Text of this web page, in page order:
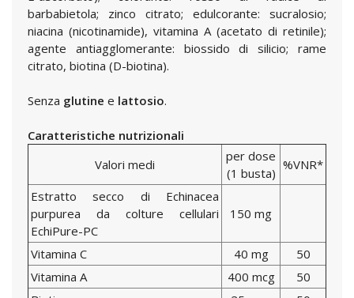
barbabietola; zinco citrato; edulcorante: sucralosio;
niacina (nicotinamide), vitamina A (acetato di retinile);
agente antiagglomerante: biossido di silicio; rame
citrato, biotina (D-biotina).
Senza glutine e lattosio.
Caratteristiche nutrizionali
Valori medi
per dose
(1 busta)
%VNR*
Estratto secco di Echinacea
purpurea da colture cellulari
EchiPure-PC
150 mg
Vitamina C 40 mg
50
Vitamina A
400 mcg
50